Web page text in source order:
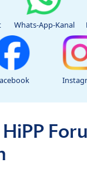
Whats-App-Kanal